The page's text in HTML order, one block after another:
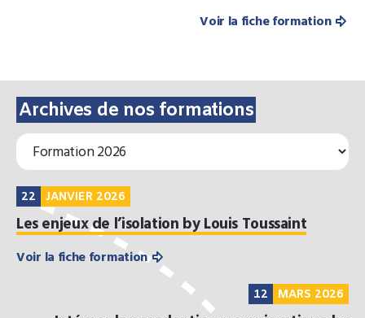
Voir la fiche formation
Archives de nos formations
22 JANVIER 2026
Les enjeux de l’isolation by Louis Toussaint
Voir la fiche formation
12 MARS 2026